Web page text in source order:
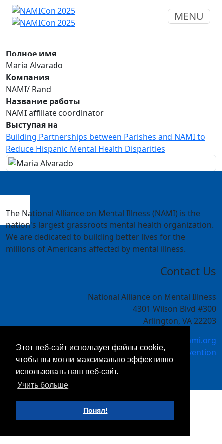
Этот веб-сайт использует файлы cookie,
чтобы вы могли максимально эффективно
использовать наш веб-сайт.
Учить больше
Понял!
MENU
Полное имя
Maria Alvarado
Компания
NAMI/ Rand
Название работы
NAMI affiliate coordinator
Выступая на
Building Partnerships between Parishes and NAMI to
Reduce Hispanic Mental Health Disparities
The National Alliance on Mental Illness (NAMI) is the
nation's largest grassroots mental health organization.
We are dedicated to building better lives for the
millions of Americans affected by mental illness.
Contact Us
National Alliance on Mental Illness
4301 Wilson Blvd #300
Arlington, VA 22203
meetings@nami.org
NAMI.org/convention